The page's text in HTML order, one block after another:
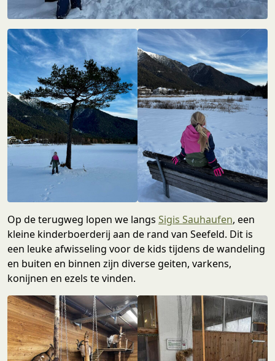
Op de terugweg lopen we langs Sigis Sauhaufen, een
kleine kinderboerderij aan de rand van Seefeld. Dit is
een leuke afwisseling voor de kids tijdens de wandeling
en buiten en binnen zijn diverse geiten, varkens,
konijnen en ezels te vinden.